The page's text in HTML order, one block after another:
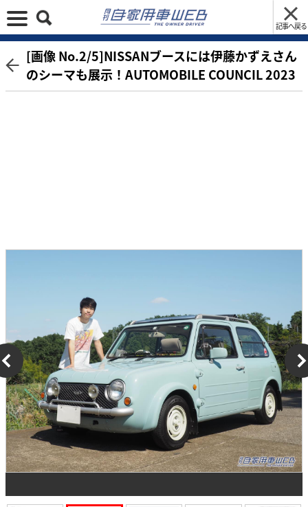
記事へ戻る
[画像 No.2/5]NISSANブースには伊藤かずえさん
のシーマも展示！AUTOMOBILE COUNCIL 2023